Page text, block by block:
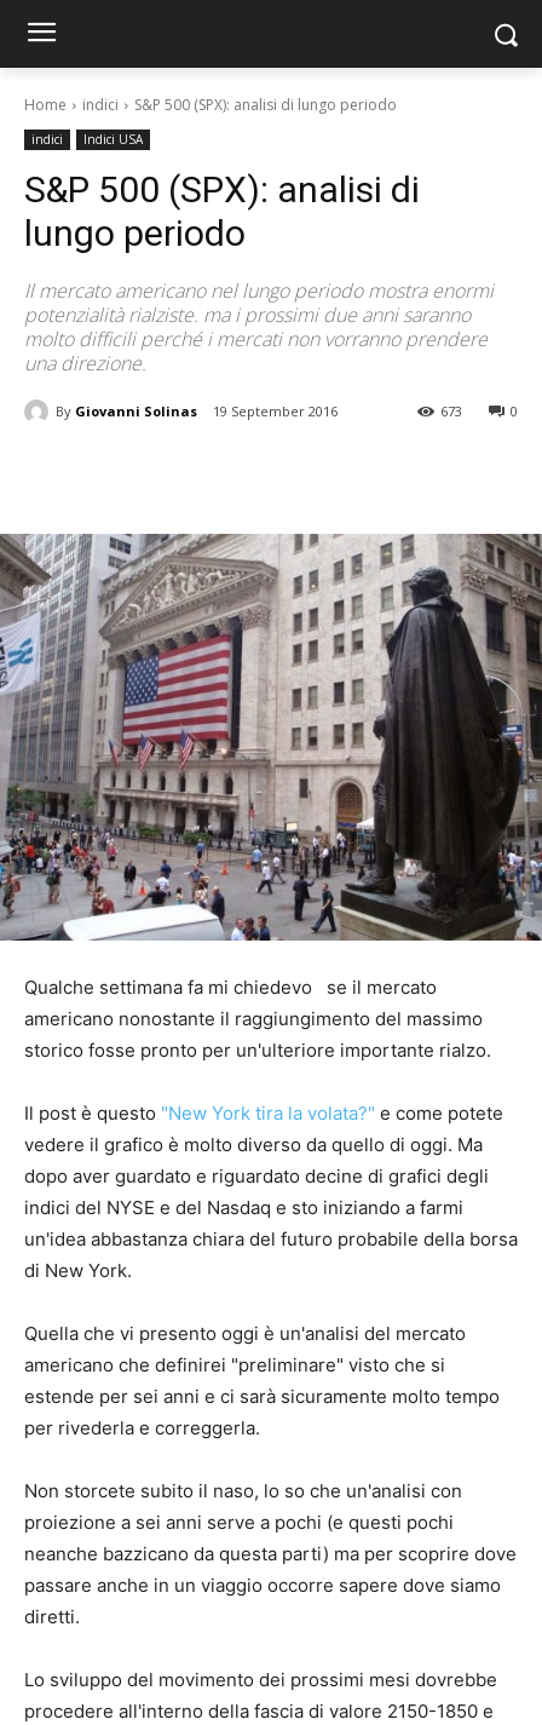
Home indici S&P 500 (SPX): analisi di lungo periodo
indici Indici USA
S&P 500 (SPX): analisi di
lungo periodo
Il mercato americano nel lungo periodo mostra enormi
potenzialità rialziste. ma i prossimi due anni saranno
molto difficili perché i mercati non vorranno prendere
una direzione.
By Giovanni Solinas 19 September 2016 0
673
Qualche settimana fa mi chiedevo se il mercato
americano nonostante il raggiungimento del massimo
storico fosse pronto per un'ulteriore importante rialzo.
Il post è questo "New York tira la volata?" e come potete
vedere il grafico è molto diverso da quello di oggi. Ma
dopo aver guardato e riguardato decine di grafici degli
indici del NYSE e del Nasdaq e sto iniziando a farmi
un'idea abbastanza chiara del futuro probabile della borsa
di New York.
Quella che vi presento oggi è un'analisi del mercato
americano che definirei "preliminare" visto che si
estende per sei anni e ci sarà sicuramente molto tempo
per rivederla e correggerla.
Non storcete subito il naso, lo so che un'analisi con
proiezione a sei anni serve a pochi (e questi pochi
neanche bazzicano da questa parti) ma per scoprire dove
passare anche in un viaggio occorre sapere dove siamo
diretti.
Lo sviluppo del movimento dei prossimi mesi dovrebbe
procedere all'interno della fascia di valore 2150-1850 e